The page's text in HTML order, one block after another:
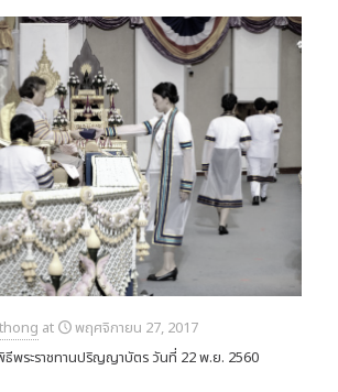
at
พฤศจิกายน 27, 2017
พระราชทานปริญญาบัตร วันที่ 22 พ.ย. 2560